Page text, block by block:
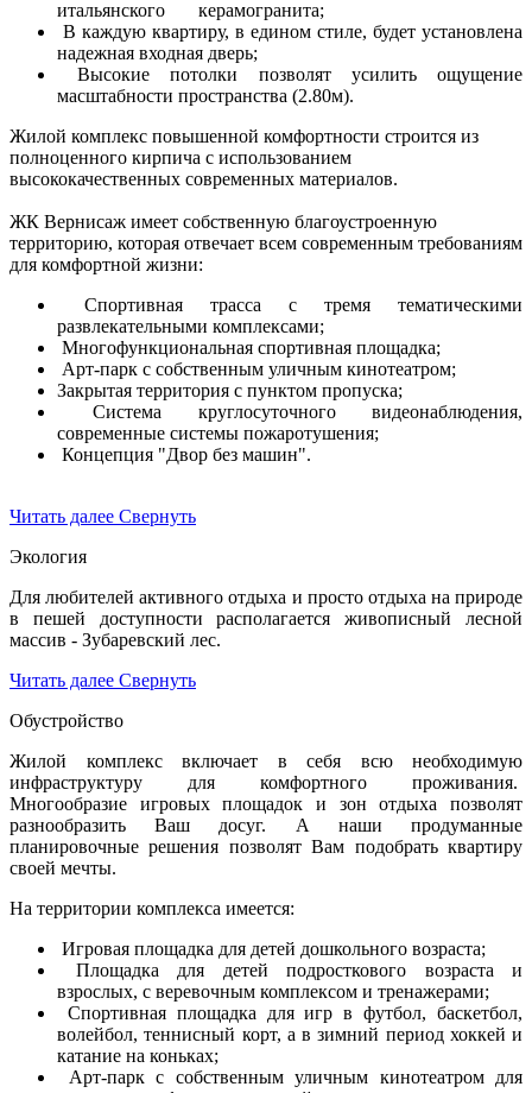
итальянского керамогранита;
В каждую квартиру, в едином стиле, будет установлена
надежная входная дверь;
Высокие потолки позволят усилить ощущение
масштабности пространства (2.80м).
Жилой комплекс повышенной комфортности строится из
полноценного кирпича с использованием
высококачественных современных материалов.
ЖК Вернисаж имеет собственную благоустроенную
территорию, которая отвечает всем современным требованиям
для комфортной жизни:
Спортивная трасса с тремя тематическими
развлекательными комплексами;
Многофункциональная спортивная площадка;
Арт-парк с собственным уличным кинотеатром;
Закрытая территория с пунктом пропуска;
Система круглосуточного видеонаблюдения,
современные системы пожаротушения;
Концепция "Двор без машин".
Читать далее Свернуть
Экология
Для любителей активного отдыха и просто отдыха на природе
в пешей доступности располагается живописный лесной
массив - Зубаревский лес.
Читать далее Свернуть
Обустройство
Жилой комплекс включает в себя всю необходимую
инфраструктуру для комфортного проживания.
Многообразие игровых площадок и зон отдыха позволят
разнообразить Ваш досуг. А наши продуманные
планировочные решения позволят Вам подобрать квартиру
своей мечты.
На территории комплекса имеется:
Игровая площадка для детей дошкольного возраста;
Площадка для детей подросткового возраста и
взрослых, с веревочным комплексом и тренажерами;
Спортивная площадка для игр в футбол, баскетбол,
волейбол, теннисный корт, а в зимний период хоккей и
катание на коньках;
Арт-парк с собственным уличным кинотеатром для